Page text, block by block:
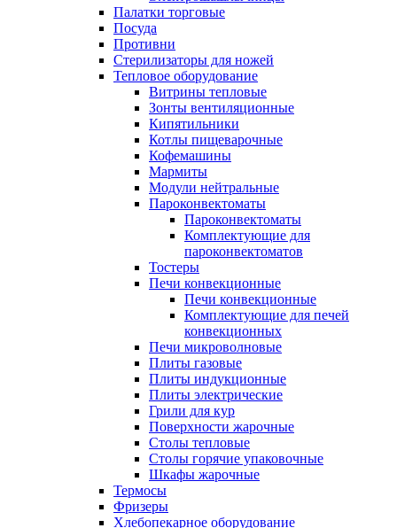
Палатки торговые
Посуда
Противни
Стерилизаторы для ножей
Тепловое оборудование
Витрины тепловые
Зонты вентиляционные
Кипятильники
Котлы пищеварочные
Кофемашины
Мармиты
Модули нейтральные
Пароконвектоматы
Пароконвектоматы
Комплектующие для
пароконвектоматов
Тостеры
Печи конвекционные
Печи конвекционные
Комплектующие для печей
конвекционных
Печи микроволновые
Плиты газовые
Плиты индукционные
Плиты электрические
Грили для кур
Поверхности жарочные
Столы тепловые
Столы горячие упаковочные
Шкафы жарочные
Термосы
Фризеры
Хлебопекарное оборудование